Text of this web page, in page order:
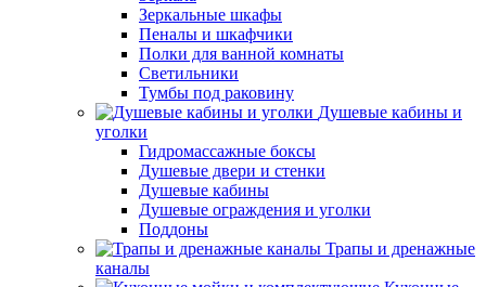
Зеркальные шкафы
Пеналы и шкафчики
Полки для ванной комнаты
Светильники
Тумбы под раковину
Душевые кабины и
уголки
Гидромассажные боксы
Душевые двери и стенки
Душевые кабины
Душевые ограждения и уголки
Поддоны
Трапы и дренажные
каналы